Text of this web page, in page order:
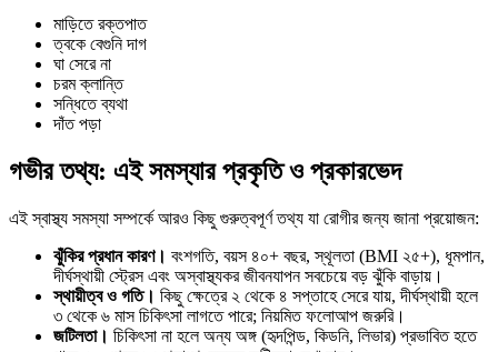
মাড়িতে রক্তপাত
ত্বকে বেগুনি দাগ
ঘা সেরে না
চরম ক্লান্তি
সন্ধিতে ব্যথা
দাঁত পড়া
গভীর তথ্য: এই সমস্যার প্রকৃতি ও প্রকারভেদ
এই স্বাস্থ্য সমস্যা সম্পর্কে আরও কিছু গুরুত্বপূর্ণ তথ্য যা রোগীর জন্য জানা প্রয়োজন:
ঝুঁকির প্রধান কারণ। বংশগতি, বয়স ৪০+ বছর, স্থূলতা (BMI ২৫+), ধূমপান,
দীর্ঘস্থায়ী স্ট্রেস এবং অস্বাস্থ্যকর জীবনযাপন সবচেয়ে বড় ঝুঁকি বাড়ায়।
স্থায়ীত্ব ও গতি। কিছু ক্ষেত্রে ২ থেকে ৪ সপ্তাহে সেরে যায়, দীর্ঘস্থায়ী হলে
৩ থেকে ৬ মাস চিকিৎসা লাগতে পারে; নিয়মিত ফলোআপ জরুরি।
জটিলতা। চিকিৎসা না হলে অন্য অঙ্গ (হৃদপিন্ড, কিডনি, লিভার) প্রভাবিত হতে